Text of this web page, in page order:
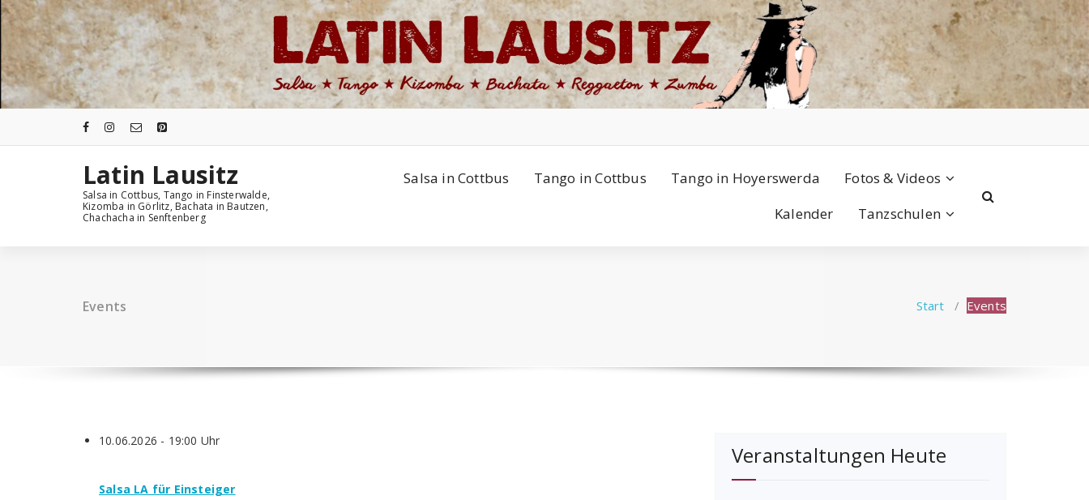
Zum
Inhalt
springen
Latin Lausitz
Salsa in Cottbus, Tango in Finsterwalde,
Kizomba in Görlitz, Bachata in Bautzen,
Chachacha in Senftenberg
Salsa in Cottbus Tango in Cottbus Tango in Hoyerswerda
Fotos & Videos
Kalender
Tanzschulen
Events Start / Events
10.06.2026 - 19:00 Uhr
Salsa LA für Einsteiger
Veranstaltungen Heute